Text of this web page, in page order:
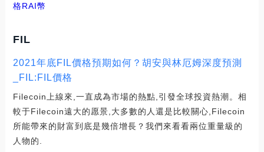
格RAI幣
FIL
2021年底FIL價格預期如何？胡安與林厄姆深度預測
_FIL:FIL價格
Filecoin上線來,一直成為市場的熱點,引發全球投資熱潮。相
較于Filecoin遠大的愿景,大多數的人還是比較關心,Filecoin
所能帶來的財富到底是幾倍增長？我們來看看兩位重量級的
人物的.